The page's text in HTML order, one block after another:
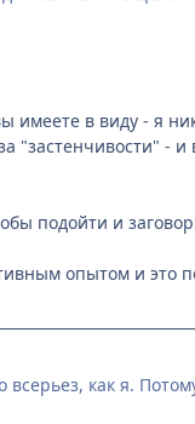
имеете в виду - я
"застенчивости" -
подойти и
опытом и это
как я.